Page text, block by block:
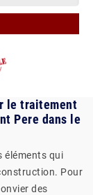
le traitement
Pere dans le
éléments qui
Pour
des